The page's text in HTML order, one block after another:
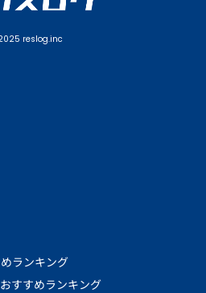
reslog.inc
ランキング
すすめランキング